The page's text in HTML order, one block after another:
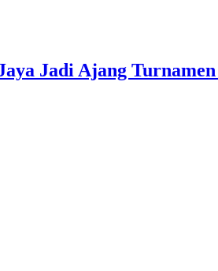
Jadi Ajang